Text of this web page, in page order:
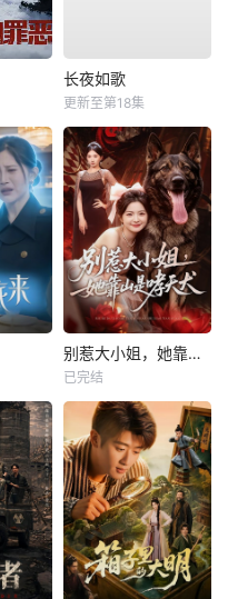
长夜如歌
更新至第18集
别惹大小姐，她靠山是哮天犬
已完结